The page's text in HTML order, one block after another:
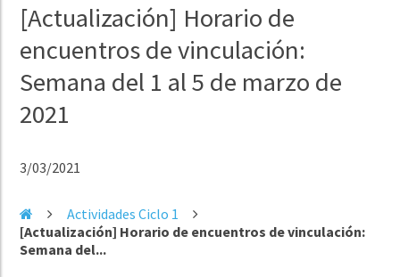
[Actualización] Horario de
encuentros de vinculación:
Semana del 1 al 5 de marzo de
2021
3/03/2021
Actividades Ciclo 1
[Actualización] Horario de encuentros de vinculación:
Semana del...